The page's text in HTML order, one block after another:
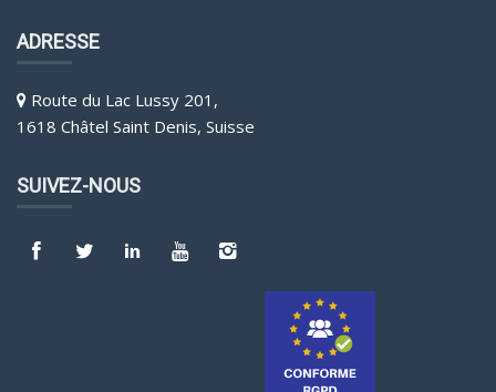
ADRESSE
Route du Lac Lussy 201,
1618 Châtel Saint Denis, Suisse
SUIVEZ-NOUS